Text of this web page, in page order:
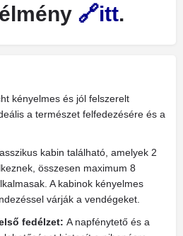
itt.
kényelmes és jól felszerelt
a természet felfedezésére és a
kabin található, amelyek 2
összesen maximum 8
A kabinok kényelmes
várják a vendégeket.
fedélzet: A napfénytető és a